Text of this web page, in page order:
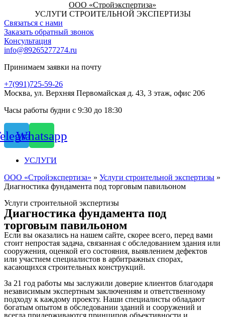
ООО «Стройэкспертиза»
УСЛУГИ СТРОИТЕЛЬНОЙ ЭКСПЕРТИЗЫ
Связаться с нами
Заказать обратный звонок
Консультация
info@89265277274.ru
Принимаем заявки на почту
+7(991)725-59-26
Москва, ул. Верхняя Первомайская д. 43, 3 этаж, офис 206
Часы работы будни с 9:30 до 18:30
Whatsapp
УСЛУГИ
ООО «Стройэкспертиза» » Услуги строительной экспертизы »
Диагностика фундамента под торговым павильоном
Услуги строительной экспертизы
Диагностика фундамента под
торговым павильоном
Если вы оказались на нашем сайте, скорее всего, перед вами
стоит непростая задача, связанная с обследованием здания или
сооружения, оценкой его состояния, выявлением дефектов
или участием специалистов в арбитражных спорах,
касающихся строительных конструкций.
За 21 год работы мы заслужили доверие клиентов благодаря
независимым экспертным заключениям и ответственному
подходу к каждому проекту. Наши специалисты обладают
богатым опытом в обследовании зданий и сооружений и
всегда придерживаются принципов объективности и